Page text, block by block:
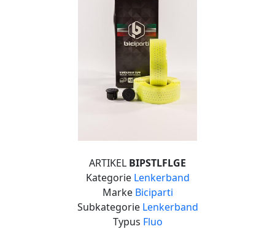
ARTIKEL BIPSTLFLGE
Kategorie Lenkerband
Marke Biciparti
Subkategorie Lenkerband
Typus Fluo